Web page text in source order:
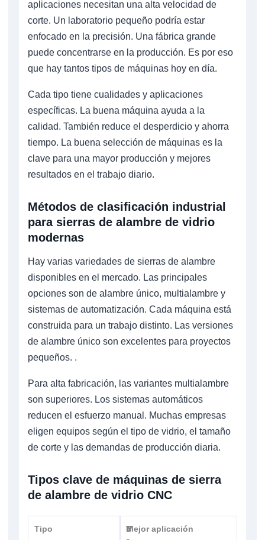
aplicaciones necesitan una alta velocidad de
corte. Un laboratorio pequeño podría estar
enfocado en la precisión. Una fábrica grande
puede concentrarse en la producción. Es por eso
que hay tantos tipos de máquinas hoy en día.
Cada tipo tiene cualidades y aplicaciones
específicas. La buena máquina ayuda a la
calidad. También reduce el desperdicio y ahorra
tiempo. La buena selección de máquinas es la
clave para una mayor producción y mejores
resultados en el trabajo diario.
Métodos de clasificación industrial
para sierras de alambre de vidrio
modernas
Hay varias variedades de sierras de alambre
disponibles en el mercado. Las principales
opciones son de alambre único, multialambre y
sistemas de automatización. Cada máquina está
construida para un trabajo distinto. Las versiones
de alambre único son excelentes para proyectos
pequeños. .
Para alta fabricación, las variantes multialambre
son superiores. Los sistemas automáticos
reducen el esfuerzo manual. Muchas empresas
eligen equipos según el tipo de vidrio, el tamaño
de corte y las demandas de producción diaria.
Tipos clave de máquinas de sierra
de alambre de vidrio CNC
Tipo
V
P
Mejor aplicación